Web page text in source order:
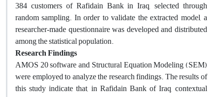
384 customers of Rafidain Bank in Iraq, selected through
random sampling. In order to validate the extracted model, a
researcher‑made questionnaire was developed and distributed
among the statistical population.
Research Findings
AMOS 20 software and Structural Equation Modeling (SEM)
were employed to analyze the research findings. The results of
this study indicate that, in Rafidain Bank of Iraq, contextual